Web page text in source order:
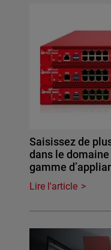
Saisissez de
dans le
gamme
Lire l'article